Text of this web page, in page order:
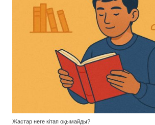
Жастар неге кітап оқымайды?